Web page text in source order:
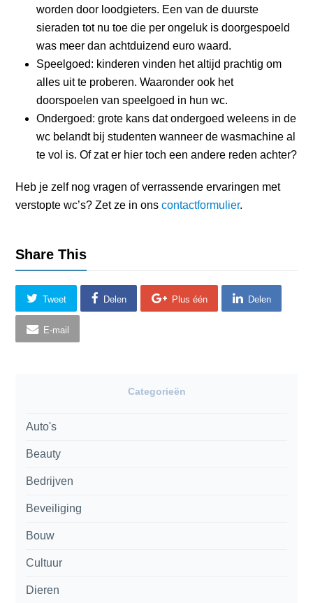
worden door loodgieters. Een van de duurste
sieraden tot nu toe die per ongeluk is doorgespoeld
was meer dan achtduizend euro waard.
Speelgoed: kinderen vinden het altijd prachtig om
alles uit te proberen. Waaronder ook het
doorspoelen van speelgoed in hun wc.
Ondergoed: grote kans dat ondergoed weleens in de
wc belandt bij studenten wanneer de wasmachine al
te vol is. Of zat er hier toch een andere reden achter?
Heb je zelf nog vragen of verrassende ervaringen met
verstopte wc’s? Zet ze in onscontactformulier.
Share This
Tweet Delen Plus één Delen
E-mail
Categorieën
Auto's
Beauty
Bedrijven
Beveiliging
Bouw
Cultuur
Dieren